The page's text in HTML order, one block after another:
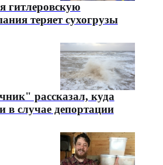
гитлеровскую
теряет сухогрузы
рассказал, куда
в случае депортации